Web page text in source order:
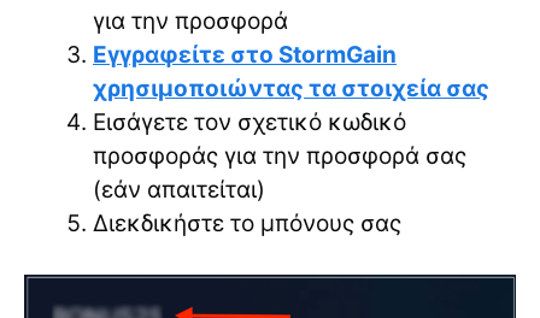
για την προσφορά
Εγγραφείτε στο StormGain
χρησιμοποιώντας τα στοιχεία σας
Εισάγετε τον σχετικό κωδικό
προσφοράς για την προσφορά σας
(εάν απαιτείται)
Διεκδικήστε το μπόνους σας